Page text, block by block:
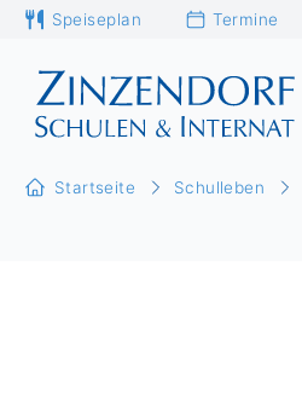
Speiseplan Termine
Startseite Schulleben